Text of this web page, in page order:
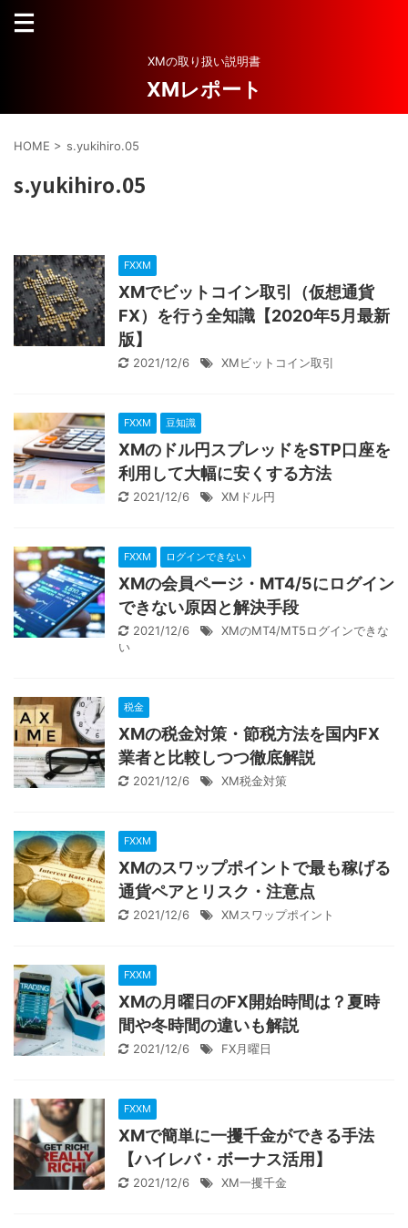
XMの取り扱い説明書
XMレポート
HOME > s.yukihiro.05
s.yukihiro.05
FXXM
XMでビットコイン取引（仮想通貨
FX）を行う全知識【2020年5月最新
版】
2021/12/6 XMビットコイン取引
FXXM 豆知識
XMのドル円スプレッドをSTP口座を
利用して大幅に安くする方法
2021/12/6 XMドル円
FXXM ログインできない
XMの会員ページ・MT4/5にログイン
できない原因と解決手段
2021/12/6
XMのMT4/MT5ログインできな
い
税金
XMの税金対策・節税方法を国内FX
業者と比較しつつ徹底解説
2021/12/6 XM税金対策
FXXM
XMのスワップポイントで最も稼げる
通貨ペアとリスク・注意点
2021/12/6 XMスワップポイント
FXXM
XMの月曜日のFX開始時間は？夏時
間や冬時間の違いも解説
2021/12/6 FX月曜日
FXXM
XMで簡単に一攫千金ができる手法
【ハイレバ・ボーナス活用】
2021/12/6 XM一攫千金